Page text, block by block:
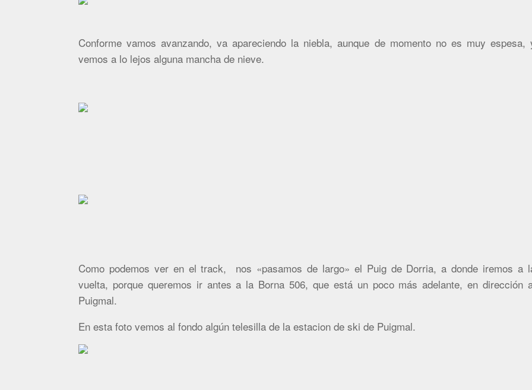
Conforme vamos avanzando, va apareciendo la niebla, aunque de momento no es muy espesa,
vemos a lo lejos alguna mancha de nieve.
Como podemos ver en el track, nos «pasamos de largo» el Puig de Dorria, a donde iremos a
vuelta, porque queremos ir antes a la Borna 506, que está un poco más adelante, en dirección
Puigmal.
En esta foto vemos al fondo algún telesilla de la estacion de ski de Puigmal.